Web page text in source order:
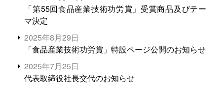
「第55回食品産業技術功労賞」受賞商品及びテー
マ決定
2025年8月29日
「食品産業技術功労賞」特設ページ公開のお知らせ
2025年7月25日
代表取締役社長交代のお知らせ